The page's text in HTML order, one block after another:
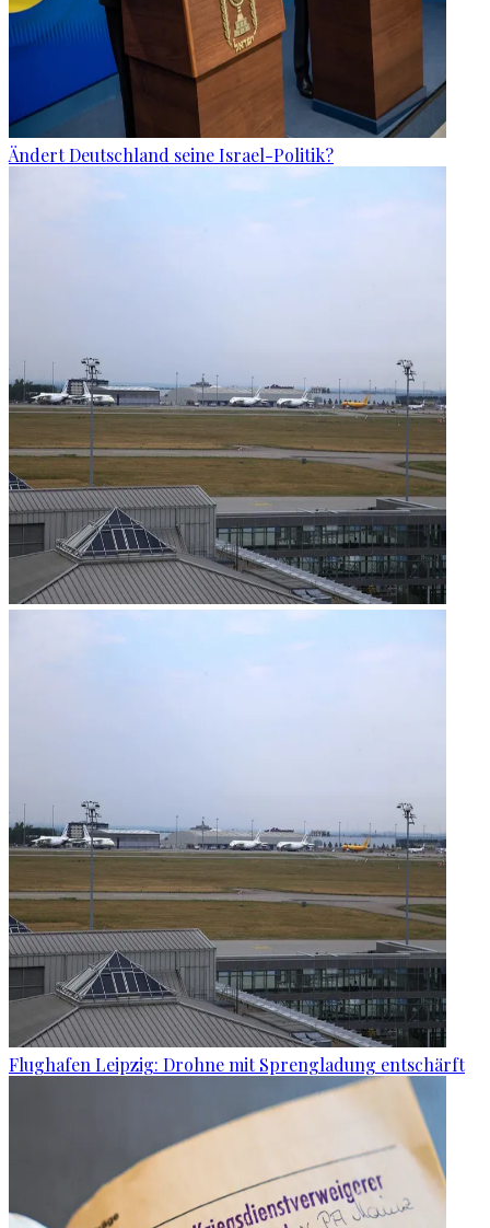
Ändert Deutschland seine Israel-Politik?
Flughafen Leipzig: Drohne mit Sprengladung entschärft